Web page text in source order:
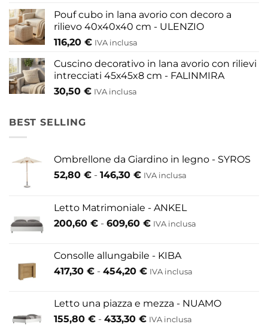
Pouf cubo in lana avorio con decoro a
rilievo 40x40x40 cm - ULENZIO
116,20 € IVA inclusa
Cuscino decorativo in lana avorio con rilievi
intrecciati 45x45x8 cm - FALINMIRA
30,50 € IVA inclusa
BEST SELLING
Ombrellone da Giardino in legno - SYROS
52,80 € - 146,30 €Fascia
da
52,80 €
146,30 €
IVA inclusa
Letto Matrimoniale - ANKEL
200,60 € - 609,60 €Fascia
da
200,60 €
609,60 €
IVA inclusa
Consolle allungabile - KIBA
417,30 € - 454,20 €Fascia
da
417,30 €
IVA inclusa
Letto una piazza e mezza - NUAMO
155,80 € - 433,30 €Fascia
IVA inclusa